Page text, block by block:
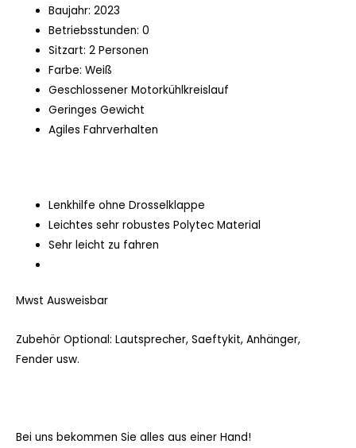
Baujahr: 2023
Betriebsstunden: 0
Sitzart: 2 Personen
Farbe: Weiß
Geschlossener Motorkühlkreislauf
Geringes Gewicht
Agiles Fahrverhalten
Lenkhilfe ohne Drosselklappe
Leichtes sehr robustes Polytec Material
Sehr leicht zu fahren
Mwst Ausweisbar
Zubehör Optional: Lautsprecher, Saeftykit, Anhänger,
Fender usw.
Bei uns bekommen Sie alles aus einer Hand!